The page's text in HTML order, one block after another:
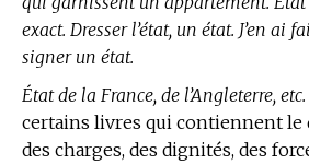
exact. Dresser l’état, un état. J’en ai
signer un état.
État de la France, de l’Angleterre, etc.
certains livres qui contiennent
des charges, des dignités, des